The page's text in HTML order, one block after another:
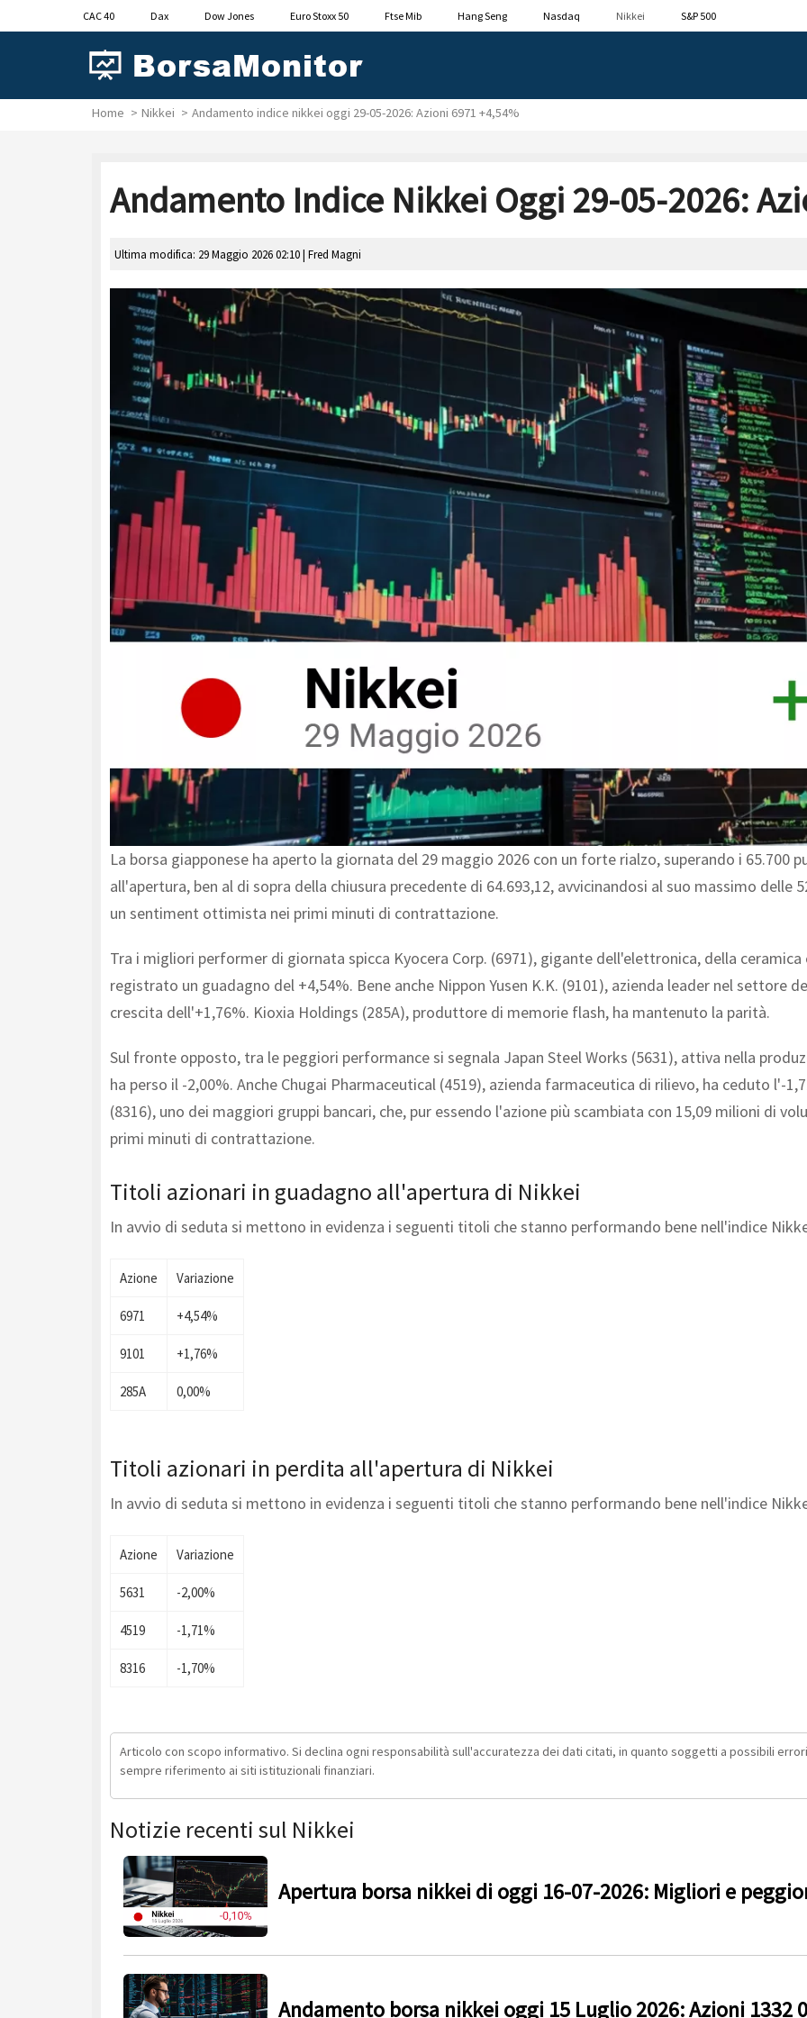
CAC 40 Dax Dow Jones Euro Stoxx 50 Ftse Mib Hang Seng Nasdaq Nikkei S&P 500
Home Nikkei Andamento indice nikkei oggi 29-05-2026: Azioni 6971 +4,54%
Andamento Indice Nikkei Oggi 29-05-2026:
Ultima modifica: 29 Maggio 2026 02:10 | Fred Magni
La borsa giapponese ha aperto la giornata del 29 maggio 2026 con un forte rialzo, superando i 65.700
all'apertura, ben al di sopra della chiusura precedente di 64.693,12, avvicinandosi al suo massimo delle
un sentiment ottimista nei primi minuti di contrattazione.
Tra i migliori performer di giornata spicca Kyocera Corp. (6971), gigante dell'elettronica, della
registrato un guadagno del +4,54%. Bene anche Nippon Yusen K.K. (9101), azienda leader nel
crescita dell'+1,76%. Kioxia Holdings (285A), produttore di memorie flash, ha mantenuto la parità.
Sul fronte opposto, tra le peggiori performance si segnala Japan Steel Works (5631), attiva nella
ha perso il -2,00%. Anche Chugai Pharmaceutical (4519), azienda farmaceutica di rilievo, ha ceduto l'-
(8316), uno dei maggiori gruppi bancari, che, pur essendo l'azione più scambiata con 15,09 milioni di
primi minuti di contrattazione.
Titoli azionari in guadagno all'apertura di Nikkei
In avvio di seduta si mettono in evidenza i seguenti titoli che stanno performando bene nell'indice
Azione Variazione
6971 +4,54%
9101 +1,76%
285A 0,00%
Titoli azionari in perdita all'apertura di Nikkei
In avvio di seduta si mettono in evidenza i seguenti titoli che stanno performando bene nell'indice
Azione Variazione
5631 -2,00%
4519 -1,71%
8316 -1,70%
Articolo con scopo informativo. Si declina ogni responsabilità sull'accuratezza dei dati citati, in quanto soggetti a possibili
sempre riferimento ai siti istituzionali finanziari.
Notizie recenti sul Nikkei
Apertura borsa nikkei di oggi 16-07-2026: Migliori e
Andamento borsa nikkei oggi 15 Luglio 2026: Azioni 1332